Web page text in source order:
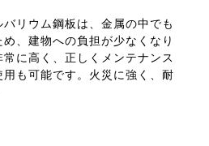
リウム鋼板は、金属の中でも
、建物への負担が少なくなり
に高く、正しくメンテナンス
も可能です。火災に強く、耐